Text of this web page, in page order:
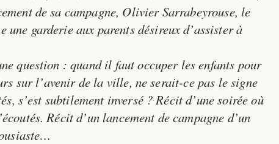
de sa campagne, Olivier Sarrabeyrouse, le
garderie aux parents désireux d’assister à
question : quand il faut occuper les enfants pour
sur l’avenir de la ville, ne serait-ce pas le signe
s’est subtilement inversé ? Récit d’une soirée où
Récit d’un lancement de campagne d’un